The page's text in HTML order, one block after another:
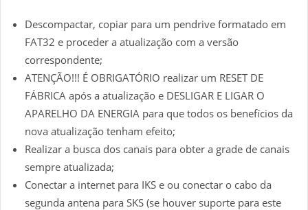
Descompactar, copiar para um pendrive formatado em
FAT32 e proceder a atualização com a versão
correspondente;
ATENÇÃO!!! É OBRIGATÓRIO realizar um RESET DE
FÁBRICA após a atualização e DESLIGAR E LIGAR O
APARELHO DA ENERGIA para que todos os benefícios da
nova atualização tenham efeito;
Realizar a busca dos canais para obter a grade de canais
sempre atualizada;
Conectar a internet para IKS e ou conectar o cabo da
segunda antena para SKS (se houver suporte para este